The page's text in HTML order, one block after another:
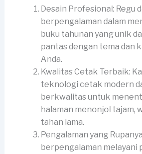
Desain Profesional: Regu
berpengalaman dalam
buku tahunan yang unik
pantas dengan tema dan
Anda.
Kwalitas Cetak Terbaik:
teknologi cetak modern
berkwalitas untuk
halaman menonjol tajam,
tahan lama.
Pengalaman yang
berpengalaman melayani